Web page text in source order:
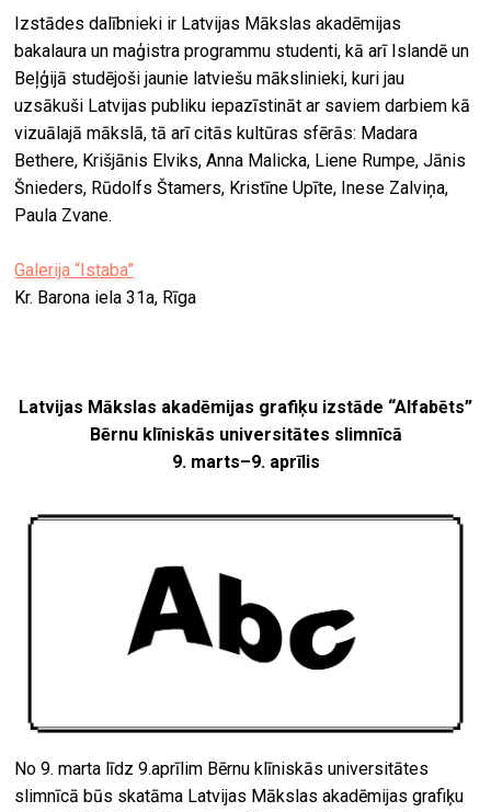
Izstādes dalībnieki ir Latvijas Mākslas akadēmijas
bakalaura un maģistra programmu studenti, kā arī Islandē un
Beļģijā studējoši jaunie latviešu mākslinieki, kuri jau
uzsākuši Latvijas publiku iepazīstināt ar saviem darbiem kā
vizuālajā mākslā, tā arī citās kultūras sfērās: Madara
Bethere, Krišjānis Elviks, Anna Malicka, Liene Rumpe, Jānis
Šnieders, Rūdolfs Štamers, Kristīne Upīte, Inese Zalviņa,
Paula Zvane.
Galerija “Istaba”
Kr. Barona iela 31a, Rīga
Latvijas Mākslas akadēmijas grafiķu izstāde “Alfabēts”
Bērnu klīniskās universitātes slimnīcā
9. marts–9. aprīlis
No 9. marta līdz 9.aprīlim Bērnu klīniskās universitātes
slimnīcā būs skatāma Latvijas Mākslas akadēmijas grafiķu